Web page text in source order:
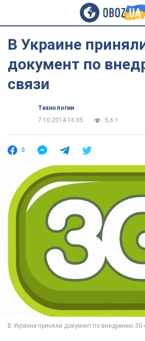
В Украине
документ по
связи
Технологии
7.10.2014 16:05
5,6 т.
0